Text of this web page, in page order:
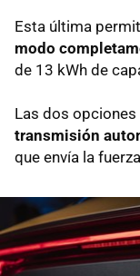
Esta última
modo
de 13 kWh de
Las dos
transmisión
que envía la